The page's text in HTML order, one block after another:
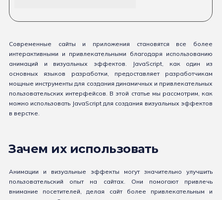
Современные сайты и приложения становятся все более
интерактивными и привлекательными благодаря использованию
анимаций и визуальных эффектов. JavaScript, как один из
основных языков разработки, предоставляет разработчикам
мощные инструменты для создания динамичных и привлекательных
пользовательских интерфейсов. В этой статье мы рассмотрим, как
можно использовать JavaScript для создания визуальных эффектов
в верстке.
Зачем их использовать
Анимации и визуальные эффекты могут значительно улучшить
пользовательский опыт на сайтах. Они помогают привлечь
внимание посетителей, делая сайт более привлекательным и